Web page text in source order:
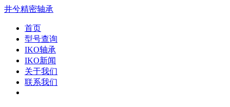
井兮精密轴承
首页
型号查询
IKO轴承
IKO新闻
关于我们
联系我们